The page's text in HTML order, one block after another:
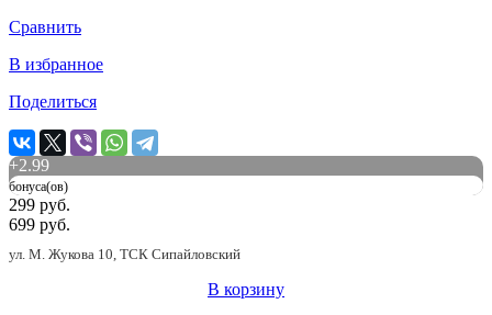
Сравнить
В избранное
Поделиться
+2.99
бонуса(ов)
299 руб.
699 руб.
ул. М. Жукова 10, ТСК Сипайловский
В корзину